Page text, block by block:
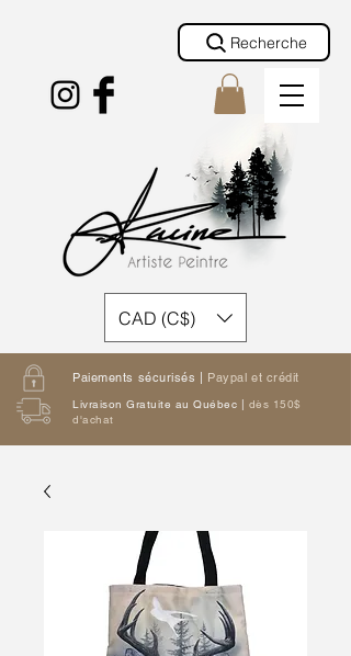
Paiements sécurisés | Paypal et crédit
Livraison Gratuite au Québec | dès 150$
d'achat
Recherche
CAD (C$)